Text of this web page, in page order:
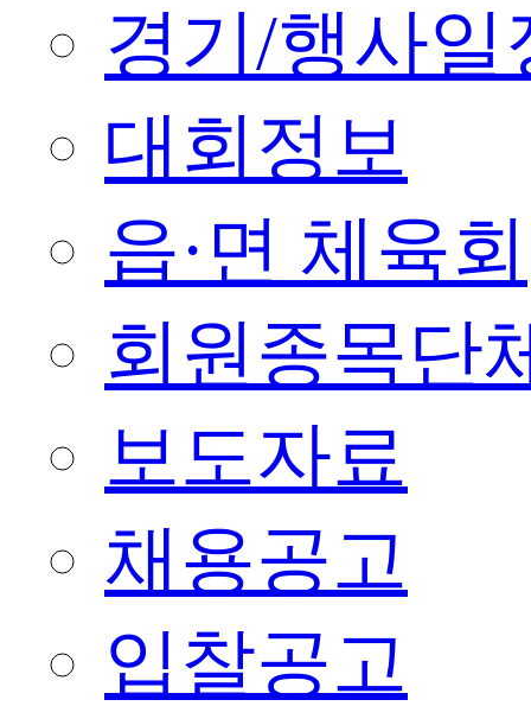
경기/행사일
대회정보
읍·면 체육회
회원종목단
보도자료
채용공고
입찰공고